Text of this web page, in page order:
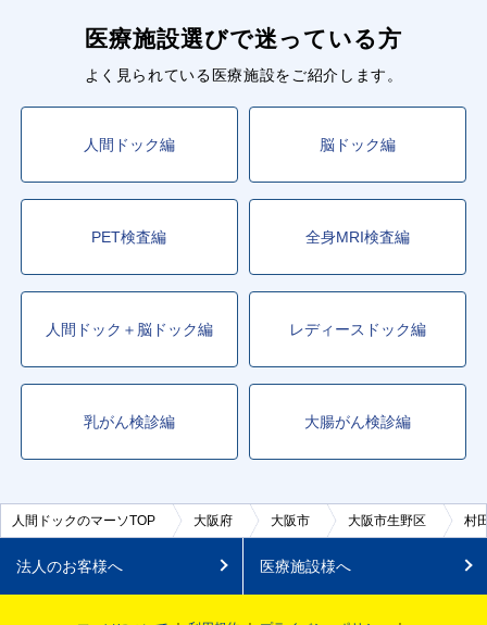
医療施設選びで迷っている方
よく見られている医療施設をご紹介します。
人間ドック編 脳ドック編
PET検査編 全身MRI検査編
人間ドック＋脳ドック編 レディースドック編
乳がん検診編 大腸がん検診編
人間ドックのマーソTOP 大阪府 大阪市 大阪市生野区 村
法人のお客様へ 医療施設様へ